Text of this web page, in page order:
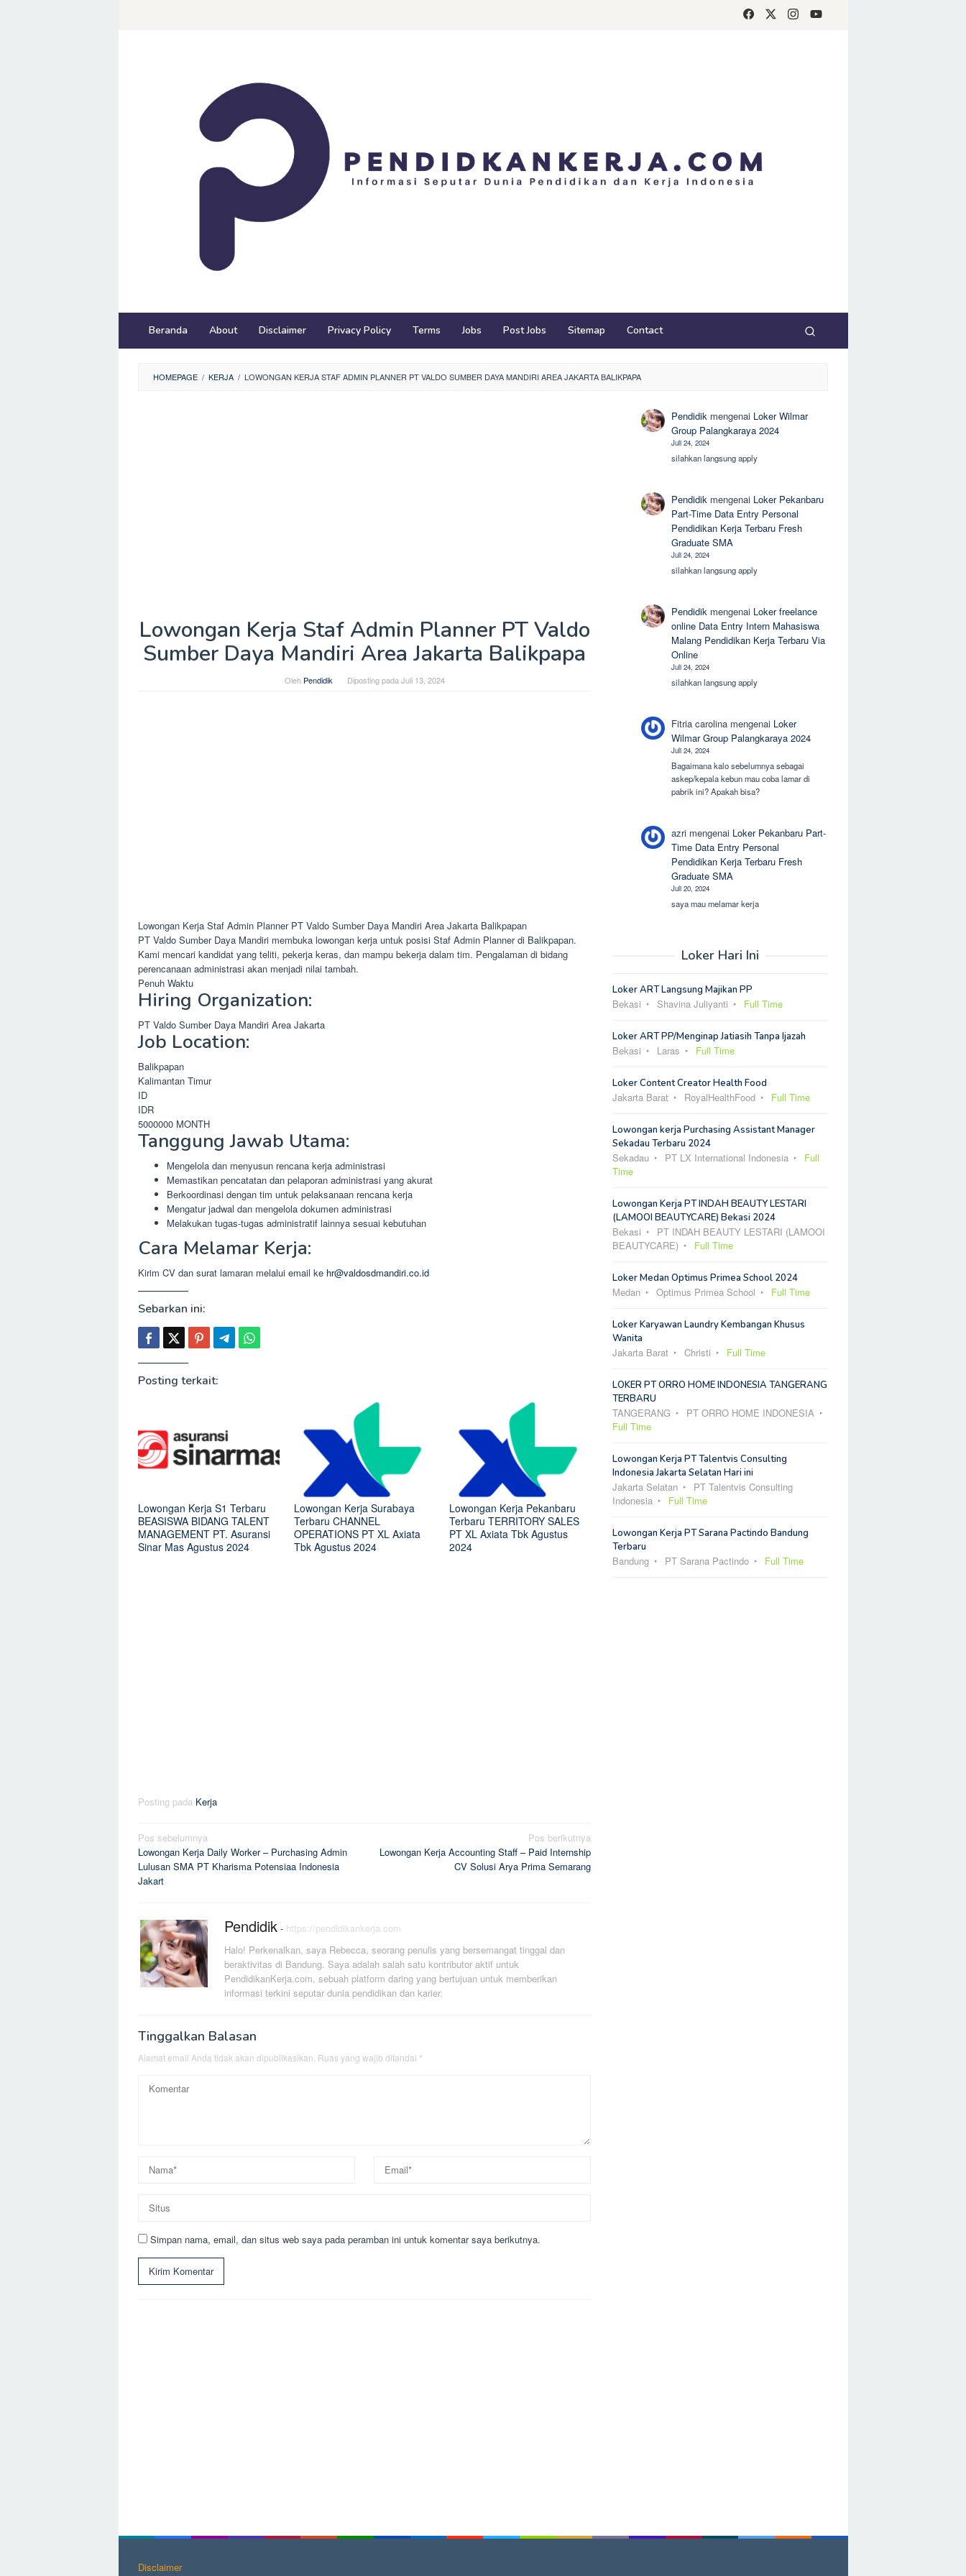
Beranda About Disclaimer Privacy Policy Terms Jobs Post Jobs Sitemap Contact
HOMEPAGE / KERJA / LOWONGAN KERJA STAF ADMIN PLANNER PT VALDO SUMBER DAYA MANDIRI AREA JAKARTA BALIKPAPA
Lowongan Kerja Staf Admin Planner PT Valdo
Sumber Daya Mandiri Area Jakarta Balikpapa
Oleh Pendidik Diposting pada Juli 13, 2024
Lowongan Kerja Staf Admin Planner PT Valdo Sumber Daya Mandiri Area Jakarta Balikpapan
PT Valdo Sumber Daya Mandiri membuka lowongan kerja untuk posisi Staf Admin Planner di Balikpapan.
Kami mencari kandidat yang teliti, pekerja keras, dan mampu bekerja dalam tim. Pengalaman di bidang
perencanaan administrasi akan menjadi nilai tambah.
Penuh Waktu
Hiring Organization:
PT Valdo Sumber Daya Mandiri Area Jakarta
Job Location:
Balikpapan
Kalimantan Timur
ID
IDR
5000000 MONTH
Tanggung Jawab Utama:
Mengelola dan menyusun rencana kerja administrasi
Memastikan pencatatan dan pelaporan administrasi yang akurat
Berkoordinasi dengan tim untuk pelaksanaan rencana kerja
Mengatur jadwal dan mengelola dokumen administrasi
Melakukan tugas-tugas administratif lainnya sesuai kebutuhan
Cara Melamar Kerja:
Kirim CV dan surat lamaran melalui email ke hr@valdosdmandiri.co.id
Sebarkan ini:
Posting terkait:
Lowongan Kerja S1 Terbaru
BEASISWA BIDANG TALENT
MANAGEMENT PT. Asuransi
Sinar Mas Agustus 2024
Lowongan Kerja Surabaya
Terbaru CHANNEL
OPERATIONS PT XL Axiata
Tbk Agustus 2024
Lowongan Kerja Pekanbaru
Terbaru TERRITORY SALES
PT XL Axiata Tbk Agustus
2024
Posting pada Kerja
Navigasi
pos
Pos sebelumnya
Lowongan Kerja Daily Worker – Purchasing Admin
Lulusan SMA PT Kharisma Potensiaa Indonesia
Jakart
Pos berikutnya
Lowongan Kerja Accounting Staff – Paid Internship
CV Solusi Arya Prima Semarang
Pendidik - https://pendidikankerja.com
Halo! Perkenalkan, saya Rebecca, seorang penulis yang bersemangat tinggal dan
beraktivitas di Bandung. Saya adalah salah satu kontributor aktif untuk
PendidikanKerja.com, sebuah platform daring yang bertujuan untuk memberikan
informasi terkini seputar dunia pendidikan dan karier.
Tinggalkan Balasan
Alamat email Anda tidak akan dipublikasikan. Ruas yang wajib ditandai *
Simpan nama, email, dan situs web saya pada peramban ini untuk komentar saya berikutnya.
Pendidik mengenai Loker Wilmar
Group Palangkaraya 2024
Juli 24, 2024
silahkan langsung apply
Pendidik mengenai Loker Pekanbaru
Part-Time Data Entry Personal
Pendidikan Kerja Terbaru Fresh
Graduate SMA
Juli 24, 2024
silahkan langsung apply
Pendidik mengenai Loker freelance
online Data Entry Intern Mahasiswa
Malang Pendidikan Kerja Terbaru Via
Online
Juli 24, 2024
silahkan langsung apply
Fitria carolina mengenai Loker
Wilmar Group Palangkaraya 2024
Juli 24, 2024
Bagaimana kalo sebelumnya sebagai
askep/kepala kebun mau coba lamar di
pabrik ini? Apakah bisa?
azri mengenai Loker Pekanbaru Part-
Time Data Entry Personal
Pendidikan Kerja Terbaru Fresh
Graduate SMA
Juli 20, 2024
saya mau melamar kerja
Loker Hari Ini
Loker ART Langsung Majikan PP
Bekasi Shavina Juliyanti Full Time
Loker ART PP/Menginap Jatiasih Tanpa Ijazah
Bekasi Laras Full Time
Loker Content Creator Health Food
Jakarta Barat RoyalHealthFood Full Time
Lowongan kerja Purchasing Assistant Manager
Sekadau Terbaru 2024
Sekadau PT LX International Indonesia
Full
Time
Lowongan Kerja PT INDAH BEAUTY LESTARI
(LAMOOI BEAUTYCARE) Bekasi 2024
Bekasi
PT INDAH BEAUTY LESTARI (LAMOOI
BEAUTYCARE)
Full Time
Loker Medan Optimus Primea School 2024
Medan Optimus Primea School Full Time
Loker Karyawan Laundry Kembangan Khusus
Wanita
Jakarta Barat Christi Full Time
LOKER PT ORRO HOME INDONESIA TANGERANG
TERBARU
TANGERANG
PT ORRO HOME INDONESIA
Full Time
Lowongan Kerja PT Talentvis Consulting
Indonesia Jakarta Selatan Hari ini
Jakarta Selatan
PT Talentvis Consulting
Indonesia
Full Time
Lowongan Kerja PT Sarana Pactindo Bandung
Terbaru
Bandung PT Sarana Pactindo Full Time
Disclaimer